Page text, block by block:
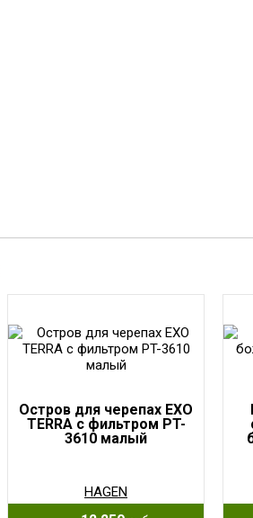
Остров для черепах EXO
TERRA с фильтром PT-
3610 малый
HAGEN